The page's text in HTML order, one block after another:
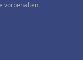
vorbehalten.